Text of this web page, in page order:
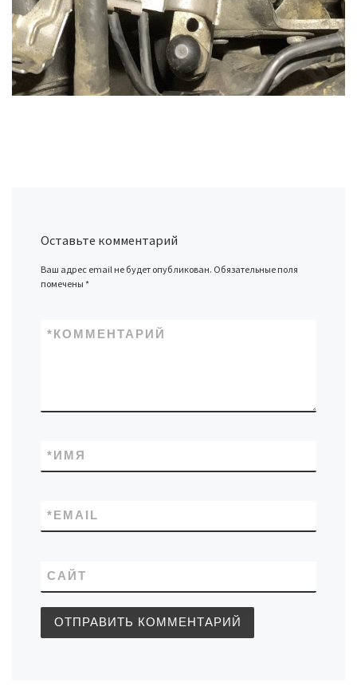
Оставьте комментарий
Ваш адрес email не будет опубликован. Обязательные поля
помечены*
КОММЕНТАРИЙ
*
ИМЯ
*
EMAIL
*
САЙТ